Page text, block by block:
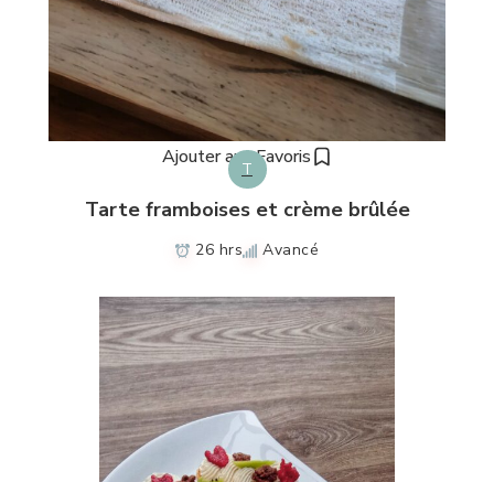
Ajouter aux Favoris
T
Tarte framboises et crème brûlée
26 hrs Avancé